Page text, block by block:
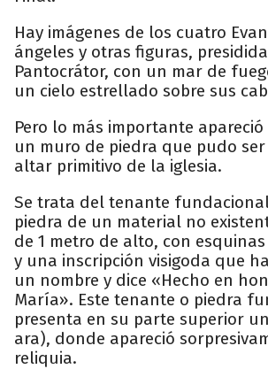
Hay imágenes de los cuatro
ángeles y otras figuras,
Pantocrátor, con un mar de
un cielo estrellado sobre sus
Pero lo más importante
un muro de piedra que pudo
altar primitivo de la iglesia.
Se trata del tenante
piedra de un material no
de 1 metro de alto, con
y una inscripción visigoda que
un nombre y dice «Hecho en
María». Este tenante o piedra
presenta en su parte superior
ara), donde apareció
reliquia.